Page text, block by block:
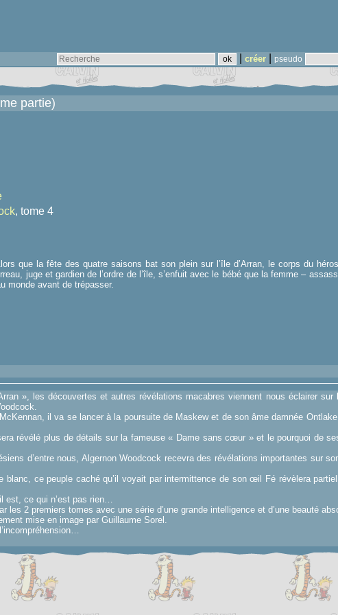
créer pseudo
partie)
, tome 4
que la fête des quatre saisons bat son plein sur l’île d’Arran, le corps du
juge et gardien de l’ordre de l’île, s’enfuit avec le bébé que la femme –
monde avant de trépasser.
», les découvertes et autres révélations macabres viennent nous éclairer sur
il va se lancer à la poursuite de Maskew et de son âme damnée
révélé plus de détails sur la fameuse « Dame sans cœur » et le pourquoi de
d’entre nous, Algernon Woodcock recevra des révélations importantes sur
blanc, ce peuple caché qu’il voyait par intermittence de son œil Fé révèlera
est, ce qui n’est pas rien…
les 2 premiers tomes avec une série d’une grande intelligence et d’une beauté
mise en image par Guillaume Sorel.